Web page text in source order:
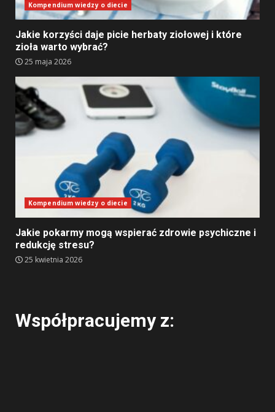
Kompendium wiedzy o diecie
Jakie korzyści daje picie herbaty ziołowej i które
zioła warto wybrać?
25 maja 2026
Kompendium wiedzy o diecie
Jakie pokarmy mogą wspierać zdrowie psychiczne i
redukcję stresu?
25 kwietnia 2026
Współpracujemy z: